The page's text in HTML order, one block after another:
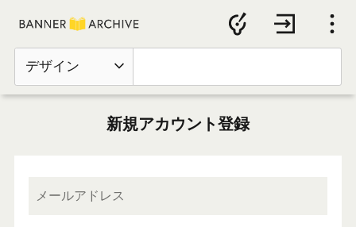
デザイン
新規アカウント登録